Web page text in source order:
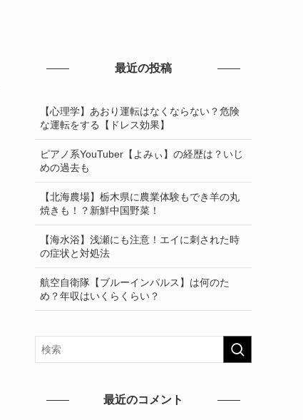
最近の投稿
【心理学】あおり運転はなくならない？危険
な運転をする【ドレス効果】
ピアノ系YouTuber【よみぃ】の経歴は？いじ
めの過去も
【北海農場】栃木県に農業体験もでき羊の丸
焼きも！？新鮮中国野菜！
【海水浴】浅瀬にも注意！エイに刺された時
の症状と対処法
航空自衛隊【ブルーインパルス】は何のた
め？年収はいくらくらい？
最近のコメント